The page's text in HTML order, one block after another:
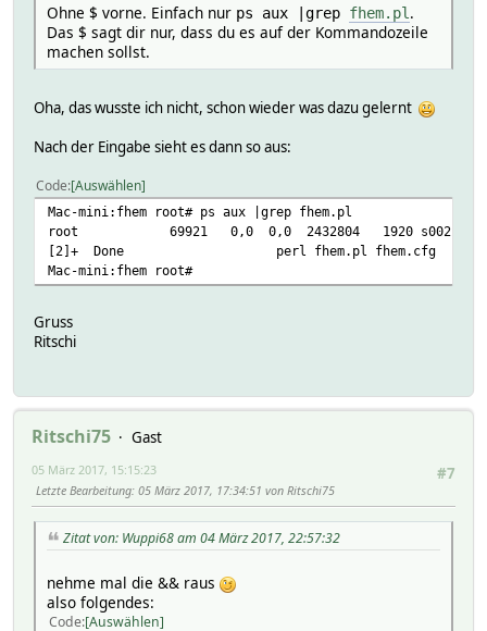
Ohne $ vorne. Einfach nur ps aux |grep fhem.pl .
Das $ sagt dir nur, dass du es auf der Kommandozeile
machen sollst.
Oha, das wusste ich nicht, schon wieder was dazu gelernt
Nach der Eingabe sieht es dann so aus:
Code Auswählen
Mac-mini:fhem root# ps aux |grep fhem.pl
root 69921 0,0 0,0 2432804 1920 s002 R+
[2]+ Done perl fhem.pl fhem.cfg
Mac-mini:fhem root#
Gruss
Ritschi
Ritschi75
Gast
#7
05 März 2017, 15:15:23
Letzte Bearbeitung: 05 März 2017, 17:34:51 von Ritschi75
Zitat von: Wuppi68 am 04 März 2017, 22:57:32
nehme mal die && raus
also folgendes:
Code Auswählen